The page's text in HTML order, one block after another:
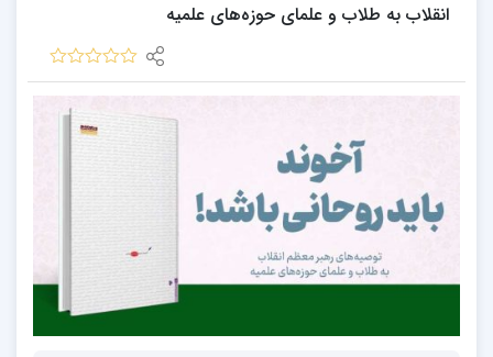
انقلاب به طلاب و علمای حوزه‌های علمیه